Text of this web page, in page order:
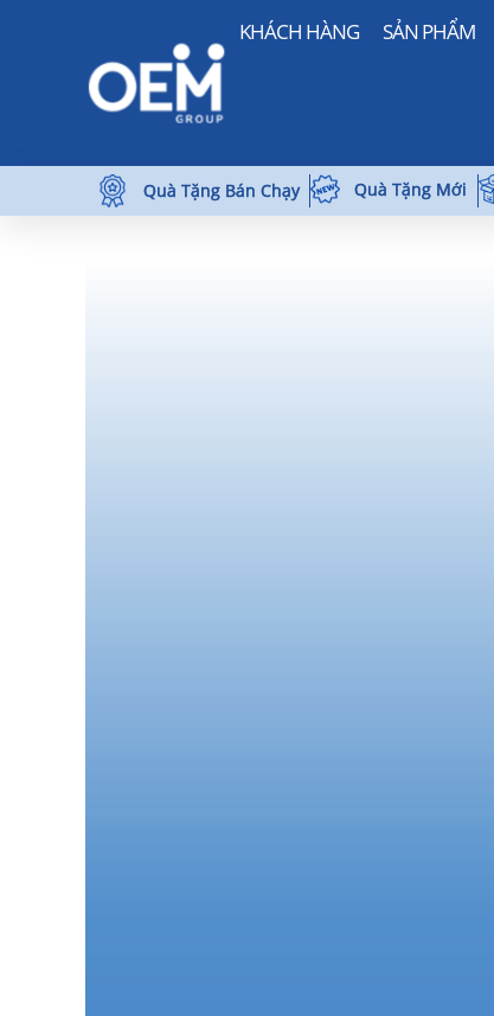
KHÁCH HÀNG SẢN PHẨM
Quà Tặng Bán Chạy Quà Tặng Mới